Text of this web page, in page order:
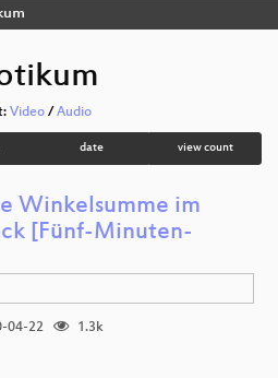
Video / Audio
date view count
Winkelsumme im
[Fünf-Minuten-
04-22
1.3k